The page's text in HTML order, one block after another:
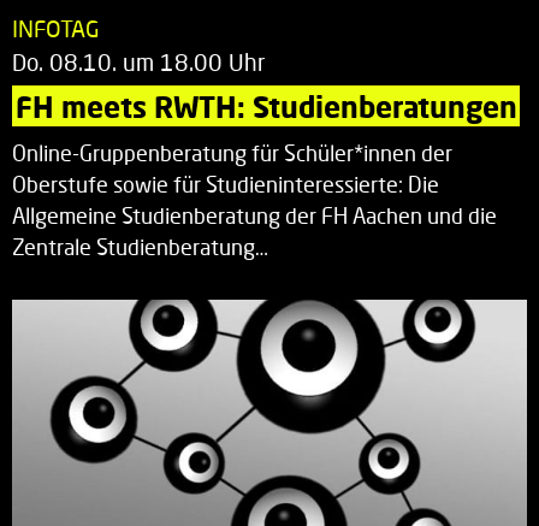
INFOTAG
Do. 08.10. um 18.00 Uhr
FH meets RWTH: Studienberatungen
Online-Gruppenberatung für Schüler*innen der
Oberstufe sowie für Studieninteressierte: Die
Allgemeine Studienberatung der FH Aachen und die
Zentrale Studienberatung…